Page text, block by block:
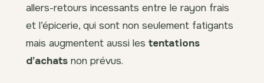
allers-retours incessants entre le rayon frais
et l’épicerie, qui sont non seulement fatigants
mais augmentent aussi les tentations
d’achats non prévus.